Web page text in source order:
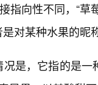
指向性不同，“
对某种水果的昵
是，它指的是